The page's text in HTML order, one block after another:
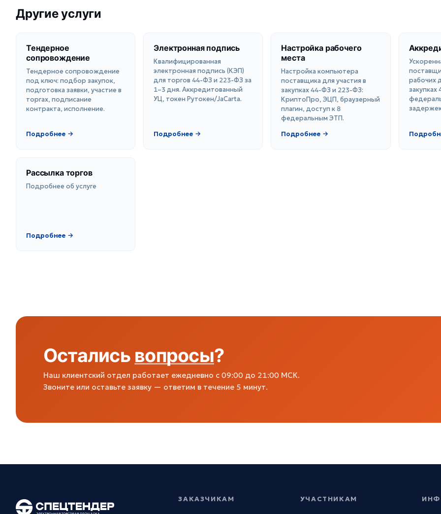
Другие услуги
Тендерное
сопровождение
Тендерное сопровождение
под ключ: подбор закупок,
подготовка заявки, участие в
торгах, подписание
контракта, исполнение.
Подробнее →
Электронная подпись
Квалифицированная
электронная подпись (КЭП)
для торгов 44-ФЗ и 223-ФЗ за
1–3 дня. Аккредитованный
УЦ, токен Рутокен/JaCarta.
Подробнее →
Настройка рабочего
места
Настройка компьютера
поставщика для участия в
закупках 44-ФЗ и 223-ФЗ:
КриптоПро, ЭЦП, браузерный
плагин, доступ к 8
федеральным ЭТП.
Подробнее →
рабочих
закупках
Рассылка торгов
Подробнее об услуге
Подробнее →
Остались вопросы?
Наш клиентский отдел работает ежедневно с 09:00 до 21:00 МСК.
Звоните или оставьте заявку — ответим в течение 5 минут.
ЗАКАЗЧИКАМ УЧАСТНИКАМ